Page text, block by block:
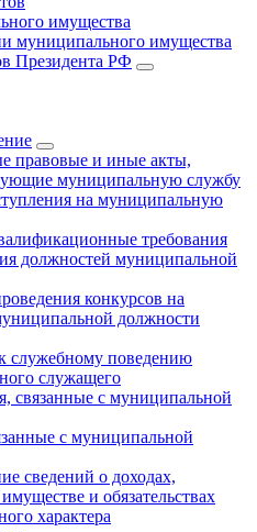
имущества
муниципального имущества
Президента РФ
правовые и иные акты,
муниципальную службу
на муниципальную
требования
должностей муниципальной
конкурсов на
должности
служебному поведению
служащего
связанные с муниципальной
с муниципальной
сведений о доходах,
и обязательствах
характера